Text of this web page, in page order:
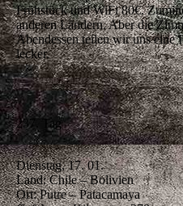
Frühstück und WiFi 80€.
anderen Ländern. Aber die
Abendessen teilen wir uns
lecker.
237. Tag
Dienstag, 17. 01.
Land: Chile – Bolivien
Ort: Putre – Patacamaya